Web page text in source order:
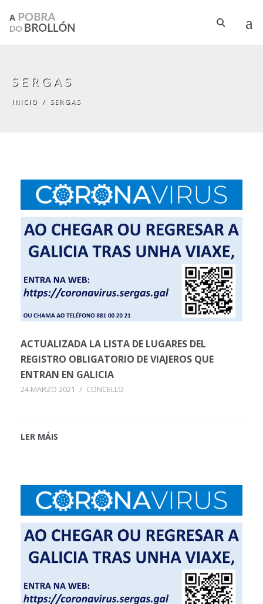
SERGAS
INICIO / SERGAS
ACTUALIZADA LA LISTA DE LUGARES DEL
REGISTRO OBLIGATORIO DE VIAJEROS QUE
ENTRAN EN GALICIA
24 MARZO 2021 / CONCELLO
LER MÁIS